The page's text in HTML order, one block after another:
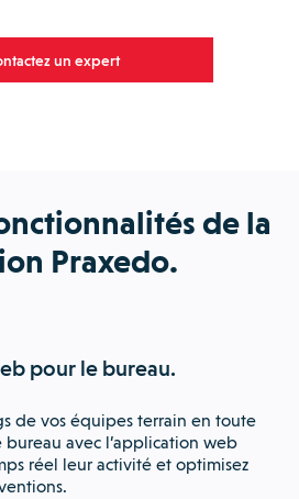
un expert
de la
Praxedo.
pour le bureau.
de vos équipes terrain en toute
avec l’application web
réel leur activité et optimisez